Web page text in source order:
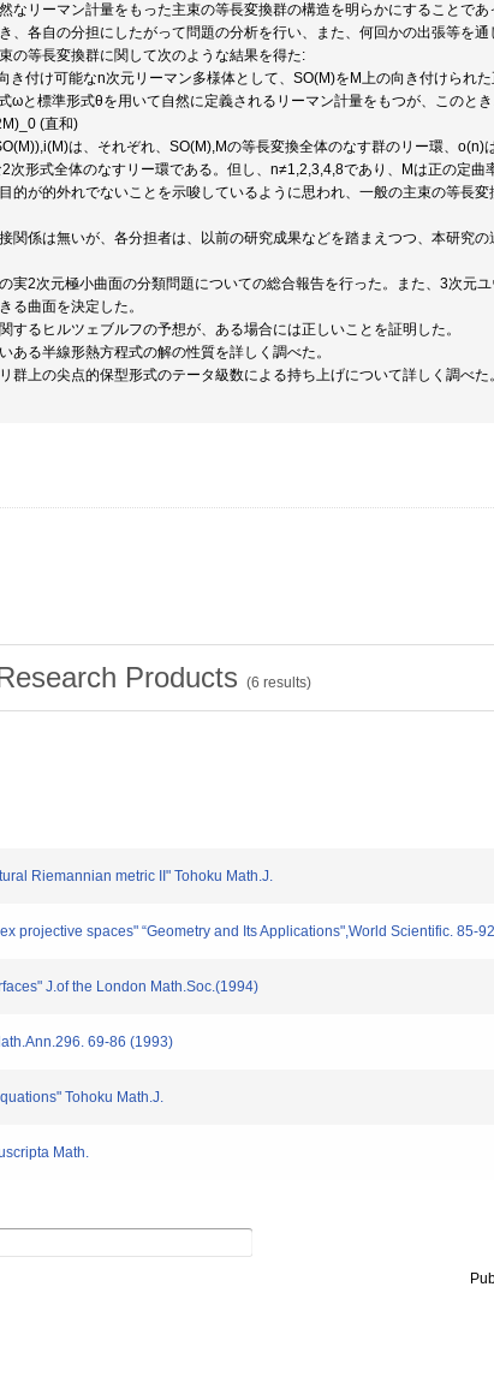
なリーマン計量をもった主束の等長変換群の構造を明らかにすることで
、各自の分担にしたがって問題の分析を行い、また、何回かの出張等を
の等長変換群に関して次のような結果を得た:
き付け可能なn次元リーマン多様体として、SO(M)をM上の向き付けられた
ωと標準形式θを用いて自然に定義されるリーマン計量をもつが、このとき
(直和)
は、それぞれ、SO(M),Mの等長変換全体のなす群のリー環、o(n)
次形式全体のなすリー環である。但し、n≠1,2,3,4,8であり、Mは正の定曲
的が的外れでないことを示唆しているように思われ、一般の主束の等長
関係は無いが、各分担者は、以前の研究成果などを踏まえつつ、本研究
実2次元極小曲面の分類問題についての総合報告を行った。また、3次元
る曲面を決定した。
するヒルツェブルフの予想が、ある場合には正しいことを証明した。
ある半線形熱方程式の解の性質を詳しく調べた。
群上の尖点的保型形式のテータ級数による持ち上げについて詳しく調べた。
Products (6 results)
Riemannian metric II" Tohoku Math.J.
projective spaces" “Geometry and Its Applications",World Scientific. 85-
J.of the London Math.Soc.(1994)
69-86 (1993)
Tohoku Math.J.
Math.